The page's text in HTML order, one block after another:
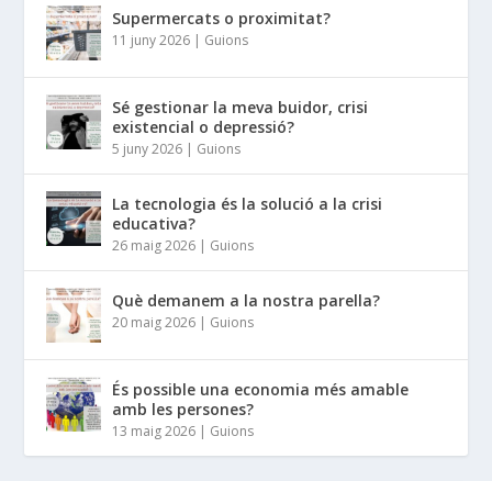
Supermercats o proximitat?
11 juny 2026 Guions
Sé gestionar la meva buidor, crisi
existencial o depressió?
5 juny 2026 Guions
La tecnologia és la solució a la crisi
educativa?
26 maig 2026 Guions
Què demanem a la nostra parella?
20 maig 2026 Guions
És possible una economia més amable
amb les persones?
13 maig 2026 Guions